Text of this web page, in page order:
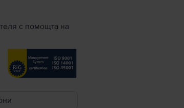
с помощта на